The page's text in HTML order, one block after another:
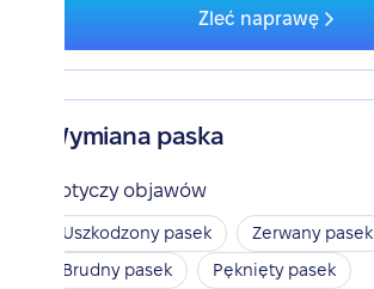
Zleć naprawę
Wymiana paska
Dotyczy objawów
Uszkodzony pasek
Zerwany pasek
Brudny pasek
Pęknięty pasek